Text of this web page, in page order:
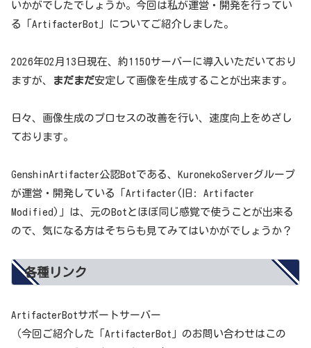
いかがでしたでしょうか。今回は私が運営・開発を行ってい
る「ArtifacterBot」についてご紹介しました。
2026年02月13日現在、約1150サーバーに導入いただいており
ますが、
まだまだ安定して画像を生成することが出来ます。
日々、画像生成のプロセスの改善を行い、速度向上をめざし
ております。
GenshinArtifacter公認Botである、KuronekoServerグループ
が運営・開発している「Artifacter(旧: Artifacter
Modified)」は、元のBotとほぼ同じ感覚で使うことが出来る
ので、気になる方はそちらも見てみてはいかがでしょうか？
各種リンク
ArtifacterBotサポートサーバー
（今回ご紹介した「ArtifacterBot」のお問い合わせはこの